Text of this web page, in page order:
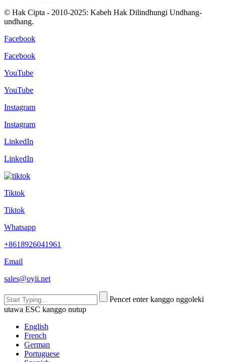
© Hak Cipta - 2010-2025: Kabeh Hak Dilindhungi Undhang-
undhang.
Facebook
Facebook
YouTube
YouTube
Instagram
Instagram
LinkedIn
LinkedIn
Tiktok
Tiktok
Whatsapp
+8618926041961
Email
sales@oyii.net
Pencet enter kanggo nggoleki
utawa ESC kanggo nutup
English
French
German
Portuguese